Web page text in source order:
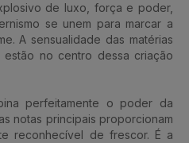
de luxo, força e poder,
se unem para marcar a
A sensualidade das matérias
no centro dessa criação
perfeitamente o poder da
notas principais proporcionam
reconhecível de frescor. É a